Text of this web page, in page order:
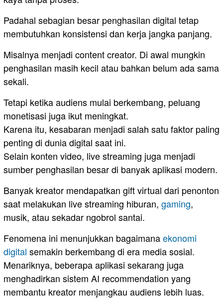
Padahal sebagian besar penghasilan digital tetap
membutuhkan konsistensi dan kerja jangka panjang.
Misalnya menjadi content creator. Di awal mungkin
penghasilan masih kecil atau bahkan belum ada sama
sekali.
Tetapi ketika audiens mulai berkembang, peluang
monetisasi juga ikut meningkat.
Karena itu, kesabaran menjadi salah satu faktor paling
penting di dunia digital saat ini.
Selain konten video, live streaming juga menjadi
sumber penghasilan besar di banyak aplikasi modern.
Banyak kreator mendapatkan gift virtual dari penonton
saat melakukan live streaming hiburan, gaming,
musik, atau sekadar ngobrol santai.
Fenomena ini menunjukkan bagaimanaekonomi
digital semakin berkembang di era media sosial.
Menariknya, beberapa aplikasi sekarang juga
menghadirkan sistem AI recommendation yang
membantu kreator menjangkau audiens lebih luas.